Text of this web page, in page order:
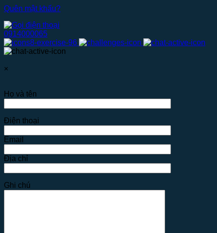
Quên mật khẩu?
0914000065
×
Họ và tên
Điện thoại
Email
Địa chỉ
Ghi chú